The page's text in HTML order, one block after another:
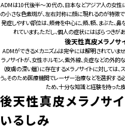
ADMは10代後半〜30代の、日本などアジア人の女性
の小さな色素斑が、左右対称に顔に現れるのが特徴で
発症しやすい部位は、頬骨を中心に、頬、額、まぶた
れています。ただし、個人の症状にはばらつきが
後天性真皮メラノサ
ADMができるメカニズムは完全には解明されていま
ラノサイトが、女性ホルモン、紫外線、炎症などの外
（皮膚の深い層）に存在するメラノサイトに対しては
う。そのため医療機関でレーザー治療などを選択する
ため、十分な知識と経験を持った
後天性真皮メラノサ
いるしみ